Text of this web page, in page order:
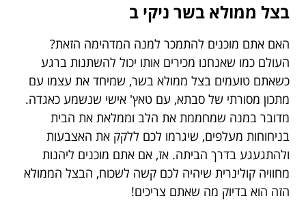
בצל ממולא בשר ניקי ב
האם אתם מוכנים להתמכר למנה המדהימה הזאת?
העולם כמו שאנחנו מכירים אותו יכול להשתנות ברגע
כשאתם טועמים בצל ממולא בשר, שמיחד את עצמו עם
מתכון מסורתי של סבתא, עם טאץ' אישי שנשמע כאגדה.
מדובר במנה שמחממת את הלב וממלאת את הבית
בניחוחות מעלפים, שיגרמו לכם ללקק את האצבעות
ולהתגעגע בדרך הביתה. אז, אם אתם מוכנים ליהנות
מחוויה קולינרית שיהיה לכם קשה לשכוח, הבצל הממולא
הזה הוא בדיוק מה שאתם צריכים!